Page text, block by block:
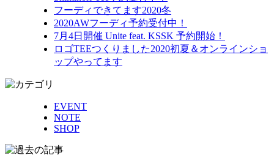
フーディできてます2020冬
2020AWフーディ予約受付中！
7月4日開催 Unite feat. KSSK 予約開始！
ロゴTEEつくりました2020初夏＆オンラインショ
ップやってます
EVENT
NOTE
SHOP